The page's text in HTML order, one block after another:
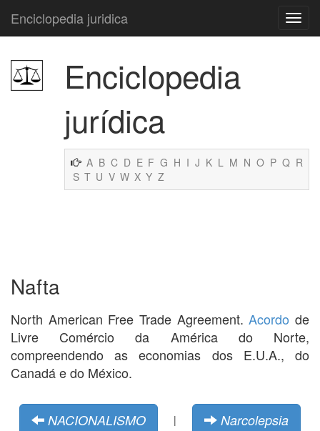
Enciclopedia juridica
Enciclopedia
jurídica
A B C D E F G H I J K L M N O P Q R
S T U V W X Y Z
Nafta
North American Free Trade Agreement.Acordo de
Livre Comércio da América do Norte,
compreendendo as economias dos E.U.A., do
Canadá e do México.
NACIONALISMO | Narcolepsia